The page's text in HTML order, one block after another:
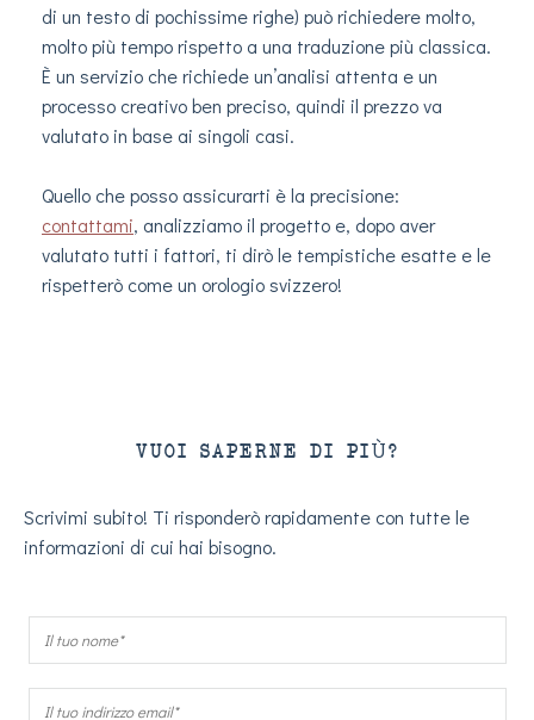
di un testo di pochissime righe) può richiedere molto,
molto più tempo rispetto a una traduzione più classica.
È un servizio che richiede un’analisi attenta e un
processo creativo ben preciso, quindi il prezzo va
valutato in base ai singoli casi.
Quello che posso assicurarti è la precisione:
contattami, analizziamo il progetto e, dopo aver
valutato tutti i fattori, ti dirò le tempistiche esatte e le
rispetterò come un orologio svizzero!
VUOI SAPERNE DI PIÙ?
Scrivimi subito! Ti risponderò rapidamente con tutte le
informazioni di cui hai bisogno.